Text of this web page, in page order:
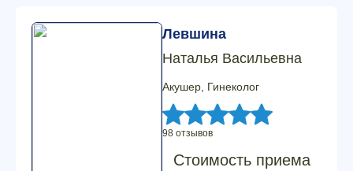
Левшина
Наталья Васильевна
Акушер, Гинеколог
98 отзывов
Стоимость приема